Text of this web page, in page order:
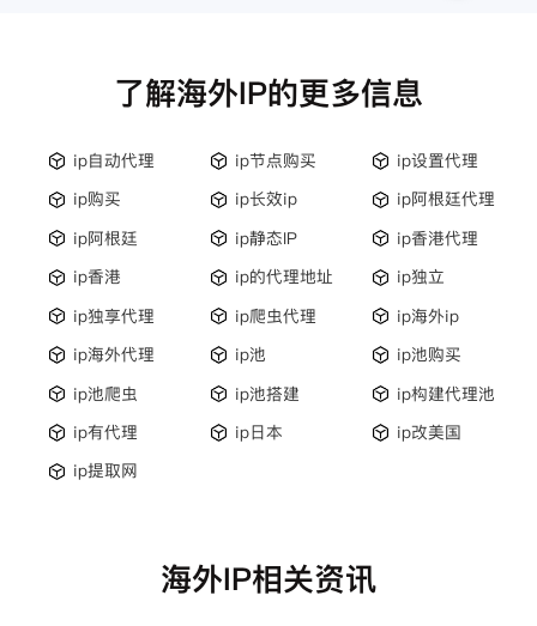
了解海外IP的更多信息
ip自动代理 ip节点购买
ip设置代理
ip购买
ip长效ip
ip阿根廷代理
ip阿根廷
ip静态IP
ip香港代理
ip香港
ip的代理地址
ip独立
ip独享代理
ip爬虫代理
ip海外ip
ip海外代理
ip池
ip池购买
ip池爬虫
ip池搭建
ip构建代理池
ip有代理
ip日本
ip改美国
ip提取网
海外IP相关资讯